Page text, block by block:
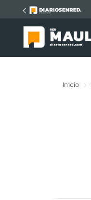
Inicio